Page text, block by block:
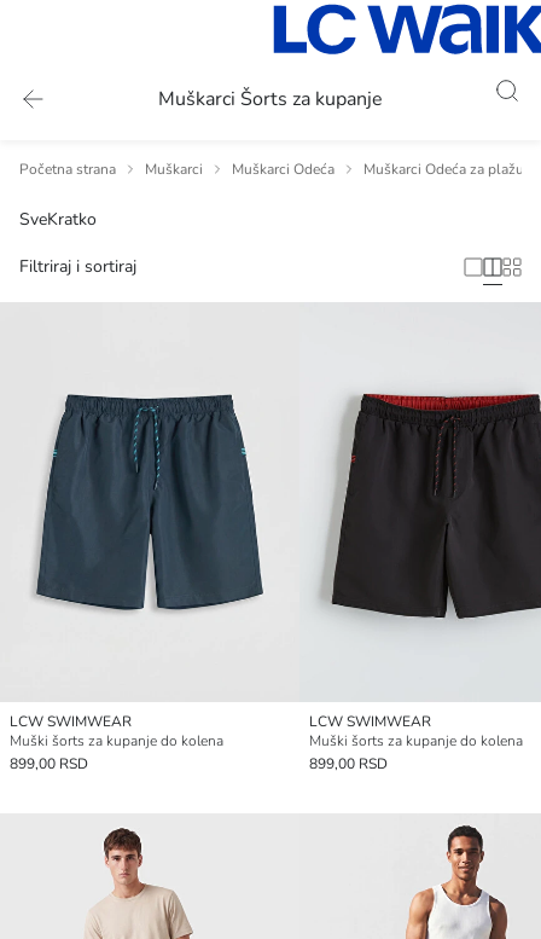
Muškarci Šorts za kupanje
Početna strana Muškarci Muškarci Odeća Muškarci Odeća za plažu
SveKratko
Filtriraj i sortiraj
LCW SWIMWEAR
Muški šorts za kupanje do kolena
899,00 RSD
LCW SWIMWEAR
Muški šorts za kupanje do kolena
899,00 RSD